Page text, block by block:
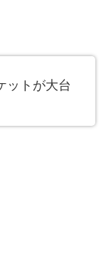
ットが大台